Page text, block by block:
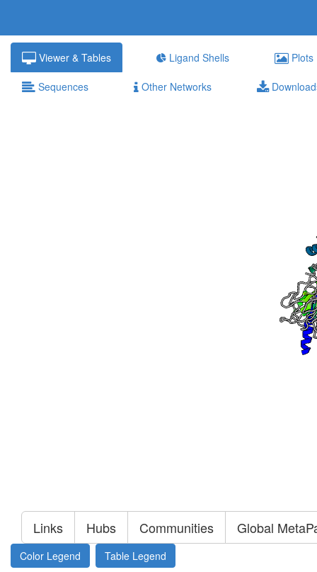
Viewer & Tables Ligand Shells Plots
Sequences Other Networks
Links Hubs Communities Global
Color Legend Table Legend